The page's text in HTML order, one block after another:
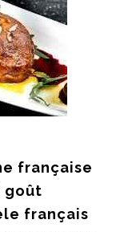
française
goût
français